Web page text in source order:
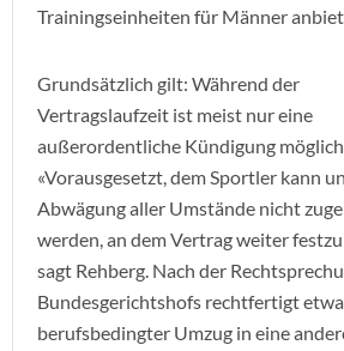
Trainingseinheiten für Männer
Grundsätzlich gilt: Während der
Vertragslaufzeit ist meist nur eine
außerordentliche Kündigung
«Vorausgesetzt, dem Sportler kann
Abwägung aller Umstände nicht
werden, an dem Vertrag weiter
sagt Rehberg. Nach der
Bundesgerichtshofs rechtfertigt
berufsbedingter Umzug in eine